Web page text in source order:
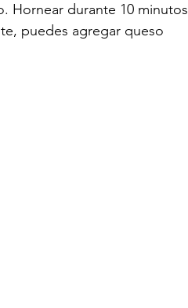
Hornear durante 10 minutos
puedes agregar queso